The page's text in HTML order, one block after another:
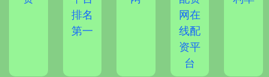
排名
第一
网在
线配
资平
台